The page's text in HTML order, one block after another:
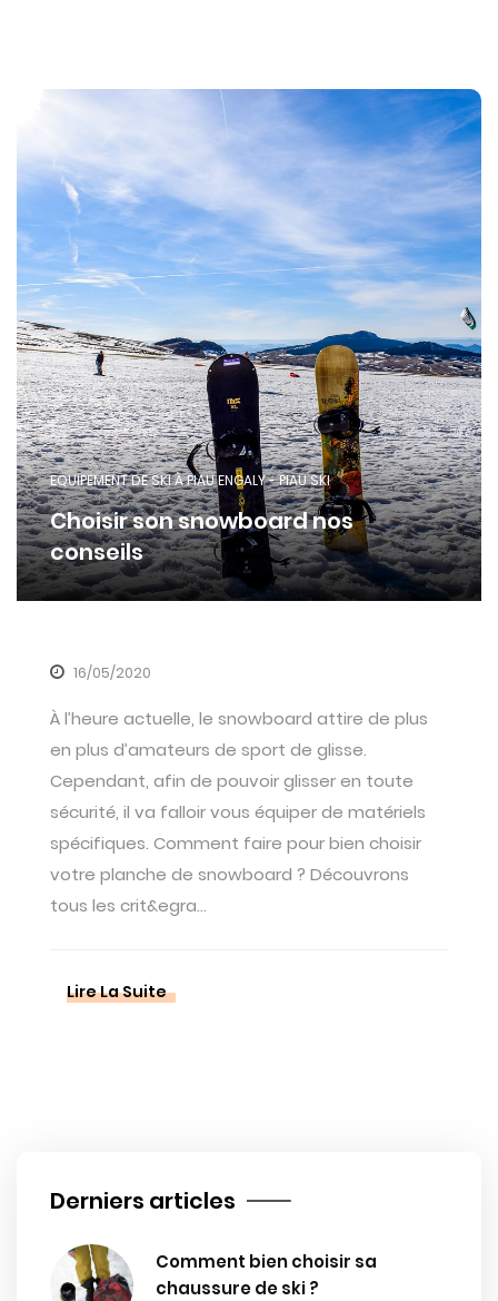
EQUIPEMENT DE SKI À PIAU ENGALY - PIAU SKI
Choisir son snowboard nos
conseils
16/05/2020
À l’heure actuelle, le snowboard attire de plus
en plus d’amateurs de sport de glisse.
Cependant, afin de pouvoir glisser en toute
sécurité, il va falloir vous équiper de matériels
spécifiques. Comment faire pour bien choisir
votre planche de snowboard ? Découvrons
tous les crit&egra...
Lire La Suite
Derniers articles
Comment bien choisir sa
chaussure de ski ?